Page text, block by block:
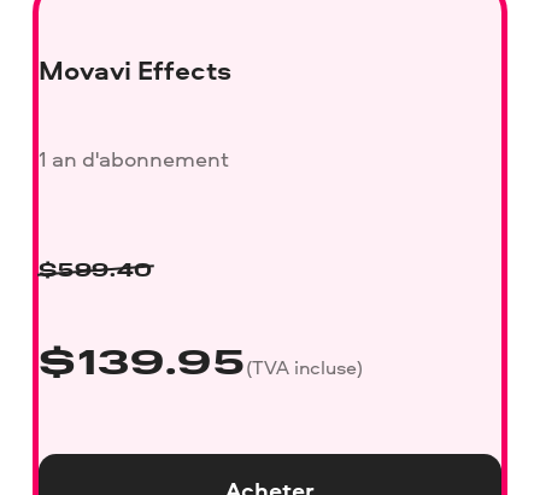
Movavi Effects
1 an d'abonnement
$599.40
$139.95(TVA incluse)